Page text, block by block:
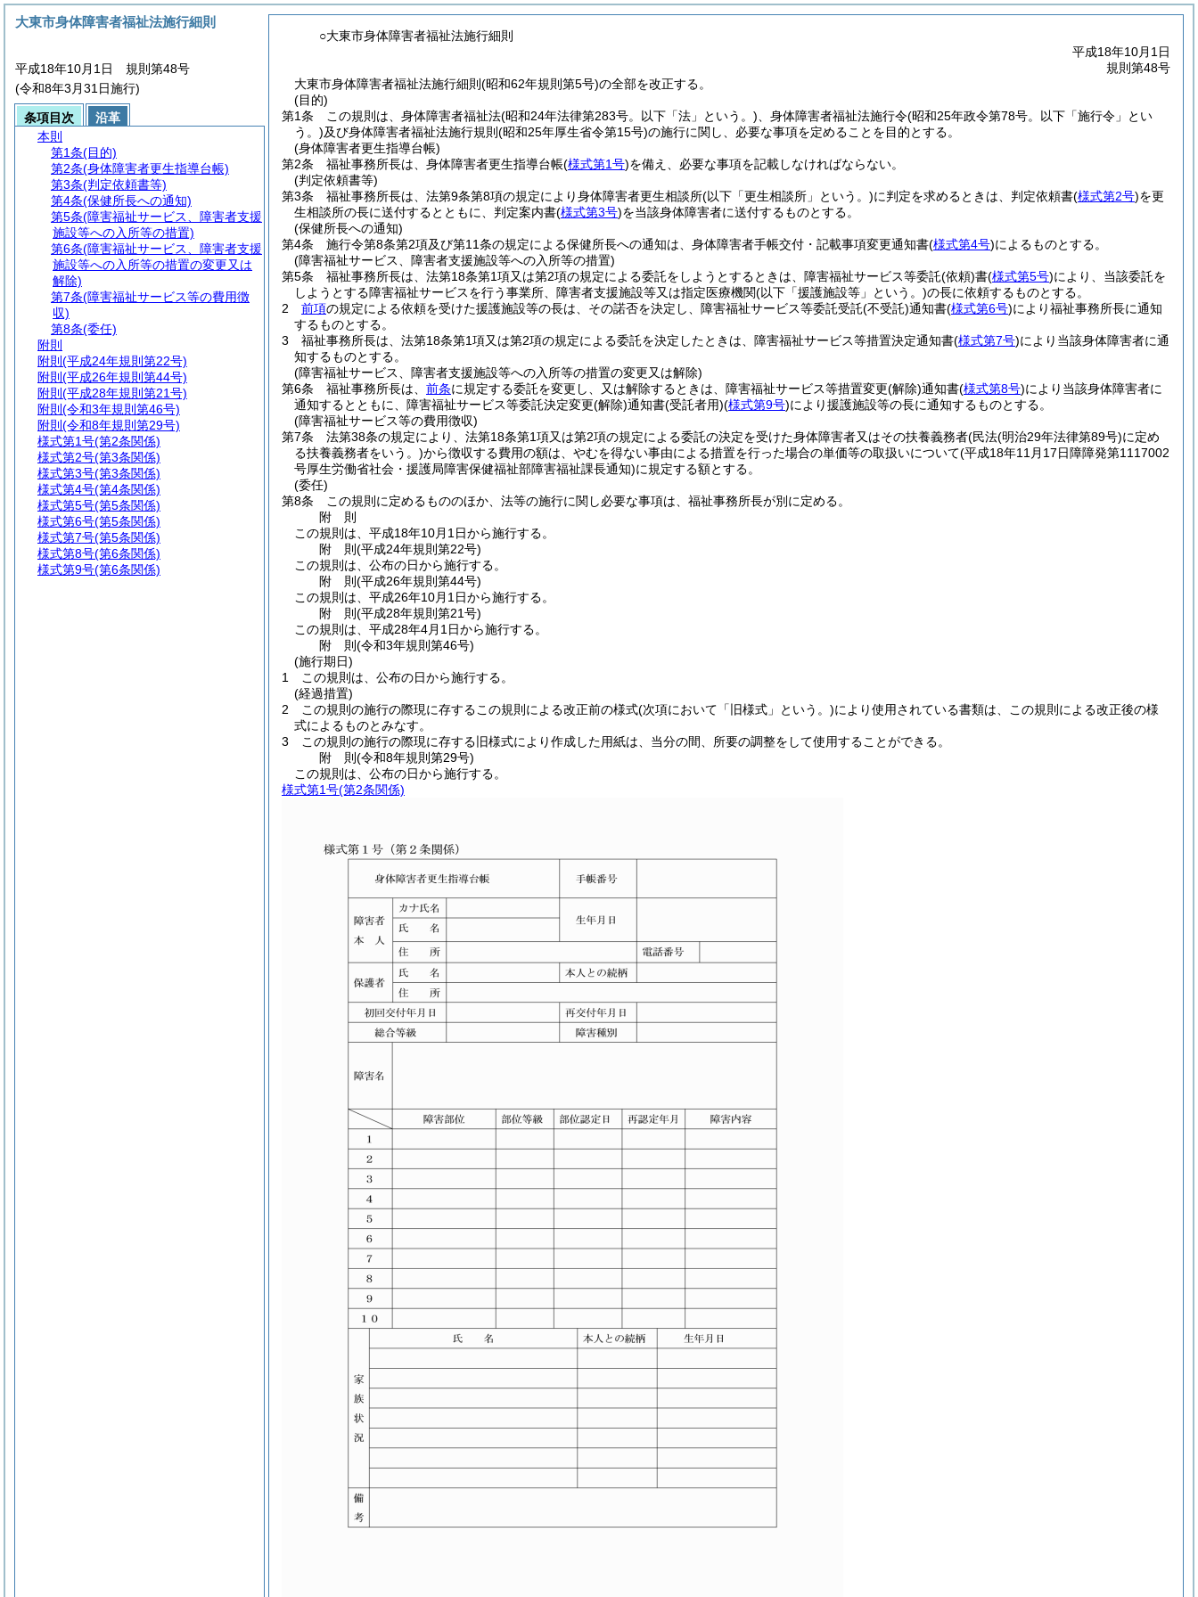
○大東市身体障害者福祉法施行細則
平成18年10月1日
規則第48号
大東市身体障害者福祉法施行細則(昭和62年規則第5号)の全部を改正する。
(目的)
第1条
この規則は、身体障害者福祉法(昭和24年法律第283号。以下「法」という。) 、身体障害者福祉法施行令(昭和25年政令第78号。以下「施行令」とい
う。)及び身体障害者福祉法施行規則 (昭和25年厚生省令第15号)の施行に関し、必要な事項を定めることを目的とする。
(身体障害者更生指導台帳)
第2条
福祉事務所長は、身体障害者更生指導台帳(様式第1号)を備え、必要な事項を記載しなければならない。
(判定依頼書等)
第3条
福祉事務所長は、法第9条第8項の規定により身体障害者更生相談所(以下「更生相談所」という。)に判定を求めるときは、判定依頼書(様式第2号)を更
生相談所の長に送付するとともに、判定案内書(様式第3号)を当該身体障害者に送付するものとする。
(保健所長への通知)
第4条
施行令第8条第2項及び第11条の規定による保健所長への通知は、身体障害者手帳交付・記載事項変更通知書(様式第4号)によるものとする。
(障害福祉サービス、障害者支援施設等への入所等の措置)
第5条
福祉事務所長は、法第18条第1項又は第2項の規定による委託をしようとするときは、障害福祉サービス等委託(依頼)書(様式第5号)により、当該委託を
しようとする障害福祉サービスを行う事業所、障害者支援施設等又は指定医療機関(以下「援護施設等」という。)の長に依頼するものとする。
2
前項の規定による依頼を受けた援護施設等の長は、その諾否を決定し、障害福祉サービス等委託受託(不受託)通知書(様式第6号)により福祉事務所長に通知
するものとする。
3
福祉事務所長は、法第18条第1項又は第2項の規定による委託を決定したときは、障害福祉サービス等措置決定通知書(様式第7号)により当該身体障害者に通
知するものとする。
(障害福祉サービス、障害者支援施設等への入所等の措置の変更又は解除)
第6条
福祉事務所長は、 前条に規定する委託を変更し、又は解除するときは、障害福祉サービス等措置変更(解除)通知書(様式第8号)により当該身体障害者に
通知するとともに、障害福祉サービス等委託決定変更(解除)通知書(受託者用)(様式第9号)により援護施設等の長に通知するものとする。
(障害福祉サービス等の費用徴収)
第7条
法第38条の規定により、法第18条第1項又は第2項の規定による委託の決定を受けた身体障害者又はその扶養義務者(民法(明治29年法律第89号)に定め
る扶養義務者をいう。)から徴収する費用の額は、やむを得ない事由による措置を行った場合の単価等の取扱いについて(平成18年11月17日障障発第1117002
号厚生労働省社会・援護局障害保健福祉部障害福祉課長通知)に規定する額とする。
(委任)
第8条
この規則に定めるもののほか、法等の施行に関し必要な事項は、福祉事務所長が別に定める。
附 則
この規則は、平成18年10月1日から施行する。
附 則(平成24年規則第22号)
この規則は、公布の日から施行する。
附 則(平成26年規則第44号)
この規則は、平成26年10月1日から施行する。
附 則(平成28年規則第21号)
この規則は、平成28年4月1日から施行する。
附 則(令和3年規則第46号)
(施行期日)
1
この規則は、公布の日から施行する。
(経過措置)
2
この規則の施行の際現に存するこの規則による改正前の様式(次項において「旧様式」という。)により使用されている書類は、この規則による改正後の様
式によるものとみなす。
3
この規則の施行の際現に存する旧様式により作成した用紙は、当分の間、所要の調整をして使用することができる。
附 則(令和8年規則第29号)
この規則は、公布の日から施行する。
様式第1号(第2条関係)
大東市身体障害者福祉法施行細則
平成18年10月1日 規則第48号
(令和8年3月31日施行)
条項目次
沿革
本則
第1条(目的)
第2条(身体障害者更生指導台帳)
第3条(判定依頼書等)
第4条(保健所長への通知)
第5条(障害福祉サービス、障害者支援
施設等への入所等の措置)
第6条(障害福祉サービス、障害者支援
施設等への入所等の措置の変更又は
解除)
第7条(障害福祉サービス等の費用徴
収)
第8条(委任)
附則
附則 (平成24年規則第22号)
附則 (平成26年規則第44号)
附則 (平成28年規則第21号)
附則 (令和3年規則第46号)
附則 (令和8年規則第29号)
様式第1号(第2条関係)
様式第2号(第3条関係)
様式第3号(第3条関係)
様式第4号(第4条関係)
様式第5号(第5条関係)
様式第6号(第5条関係)
様式第7号(第5条関係)
様式第8号(第6条関係)
様式第9号(第6条関係)